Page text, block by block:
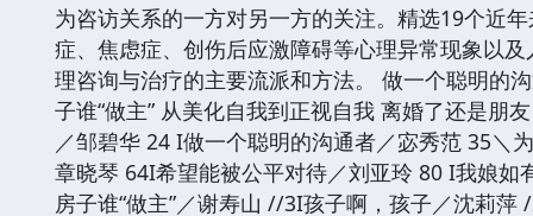
为咨访关系的一方对另一方的关注。精选19个近
症、焦虑症、创伤后应激障碍等心理异常现象以
理咨询与治疗的主要流派和方法。 做一个聪明的
子谁“做主” 从美化自我到正视自我 离婚了还是朋
／邹碧华 24 I做一个聪明的沟通者／宓秀范 35＼
章晓琴 64I希望能被公平对待／刘亚玲 80 I我娘
房子谁“做主”／谢寿山 //3I孩子啊，孩子／沈莉